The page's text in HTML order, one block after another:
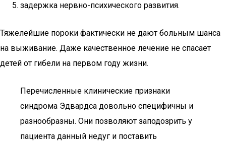
задержка нервно-психического развития.
Тяжелейшие пороки фактически не дают больным шанса
на выживание. Даже качественное лечение не спасает
детей от гибели на первом году жизни.
Перечисленные клинические признаки
синдрома Эдвардса довольно специфичны и
разнообразны. Они позволяют заподозрить у
пациента данный недуг и поставить